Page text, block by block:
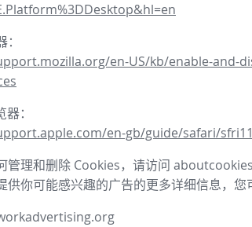
en-US/kb/enable-and-
：
en-gb/guide/safari/
管理和删除 Cookies，请访问
供你可能感兴趣的广告的更多详细信息，您